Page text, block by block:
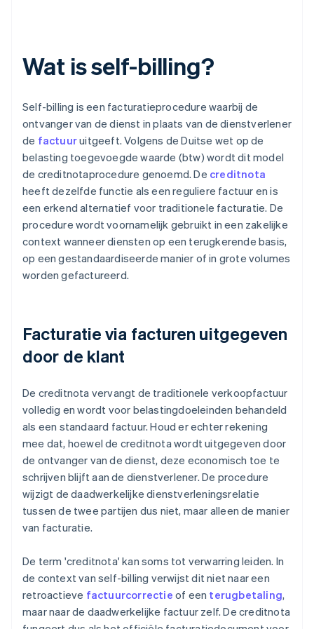
Wat is self-billing?
Self-billing is een facturatieprocedure waarbij de
ontvanger van de dienst in plaats van de dienstverlener
de factuuruitgeeft. Volgens de Duitse wet op de
belasting toegevoegde waarde (btw) wordt dit model
de creditnotaprocedure genoemd. De creditnota
heeft dezelfde functie als een reguliere factuur en is
een erkend alternatief voor traditionele facturatie. De
procedure wordt voornamelijk gebruikt in een zakelijke
context wanneer diensten op een terugkerende basis,
op een gestandaardiseerde manier of in grote volumes
worden gefactureerd.
Facturatie via facturen uitgegeven
door de klant
De creditnota vervangt de traditionele verkoopfactuur
volledig en wordt voor belastingdoeleinden behandeld
als een standaard factuur. Houd er echter rekening
mee dat, hoewel de creditnota wordt uitgegeven door
de ontvanger van de dienst, deze economisch toe te
schrijven blijft aan de dienstverlener. De procedure
wijzigt de daadwerkelijke dienstverleningsrelatie
tussen de twee partijen dus niet, maar alleen de manier
van facturatie.
De term 'creditnota' kan soms tot verwarring leiden. In
de context van self-billing verwijst dit niet naar een
retroactieve factuurcorrectie of een terugbetaling,
maar naar de daadwerkelijke factuur zelf. De creditnota